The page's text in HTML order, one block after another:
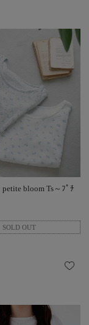
petite bloom Ts～ﾌﾟﾁ